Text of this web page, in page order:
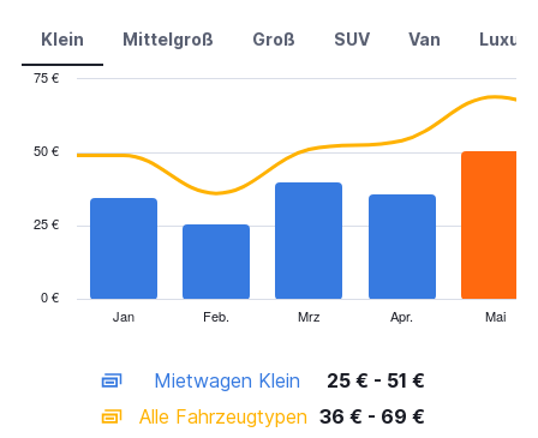
Klein Mittelgroß Groß SUV Van
has
displaying
categories.
Jan Feb. Mrz Apr. Mai
0 €
25 €
50 €
75 €
Mietwagen Klein
25 € - 51 €
Alle Fahrzeugtypen 36 € - 69 €